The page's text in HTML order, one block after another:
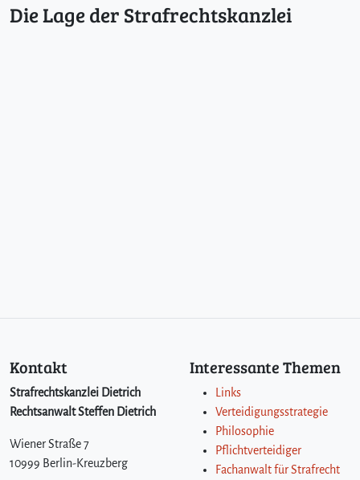
Die Lage der Strafrechtskanzlei
Kontakt
Strafrechtskanzlei Dietrich
Rechtsanwalt Steffen Dietrich
Wiener Straße 7
10999 Berlin-Kreuzberg
Interessante Themen
Links
Verteidigungsstrategie
Philosophie
Pflichtverteidiger
Fachanwalt für Strafrecht